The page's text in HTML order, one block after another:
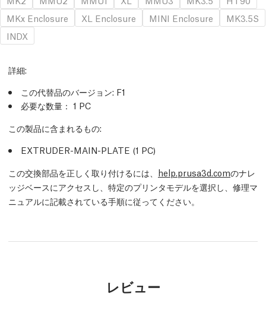
MKx Enclosure
XL Enclosure MINI Enclosure
MK3.5S
INDX
詳細:
この代替品のバージョン: F1
必要な数量： 1 PC
この製品に含まれるもの:
EXTRUDER-MAIN-PLATE (1 PC)
この交換部品を正しく取り付けるには、 help.prusa3d.comのナレ
ッジベースにアクセスし、特定のプリンタモデルを選択し、修理マ
ニュアルに記載されている手順に従ってください。
レビュー